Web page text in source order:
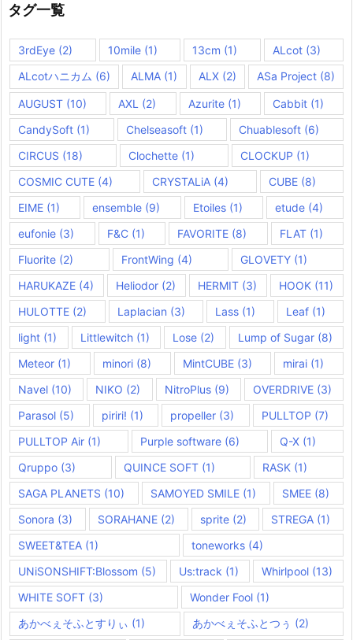
タグ一覧
3rdEye (2) 10mile(1) 13cm (1) ALcot(3)
ALcotハニカム (6) ALMA (1) ALX(2) ASa Project(8)
AUGUST (10) AXL (2) Azurite(1) Cabbit(1)
CandySoft (1) Chelseasoft(1) Chuablesoft (6)
CIRCUS (18) Clochette (1) CLOCKUP (1)
COSMIC CUTE (4) CRYSTALiA (4) CUBE(8)
EIME (1) ensemble (9) Etoiles(1) etude(4)
eufonie (3) F&C(1) FAVORITE (8) FLAT(1)
Fluorite (2) FrontWing (4) GLOVETY (1)
HARUKAZE (4) Heliodor (2) HERMIT (3) HOOK (11)
HULOTTE (2) Laplacian (3) Lass (1) Leaf(1)
light (1) Littlewitch(1) Lose (2) Lump of Sugar(8)
Meteor (1) minori(8) MintCUBE(3) mirai (1)
Navel (10) NIKO (2) NitroPlus(9) OVERDRIVE(3)
Parasol (5) piriri! (1) propeller (3) PULLTOP (7)
PULLTOP Air (1) Purple software (6) Q-X(1)
Qruppo (3) QUINCE SOFT(1) RASK (1)
SAGA PLANETS (10) SAMOYED SMILE (1) SMEE (8)
Sonora (3) SORAHANE(2) sprite(2) STREGA (1)
SWEET&TEA (1) toneworks(4)
UNiSONSHIFT:Blossom (5) Us:track (1) Whirlpool (13)
WHITE SOFT (3) Wonder Fool(1)
あかべぇそふとすりぃ (1) あかべぇそふとつぅ (2)